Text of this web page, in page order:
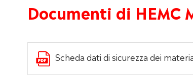
Documenti di HEMC
Scheda dati di sicurezza dei